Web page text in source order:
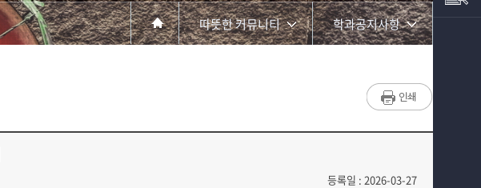
따뜻한 커뮤니티
특별CC프로그램
학과공지사항
학생회
광고정보센터
등록일 : 2026-03-27